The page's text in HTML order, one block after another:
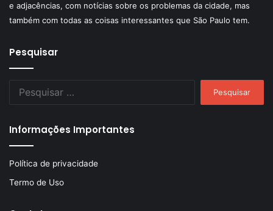
e adjacências, com notícias sobre os problemas da cidade, mas
também com todas as coisas interessantes que São Paulo tem.
Pesquisar
Informações Importantes
Política de privacidade
Termo de Uso